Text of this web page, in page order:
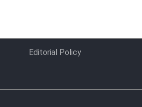
Editorial Policy